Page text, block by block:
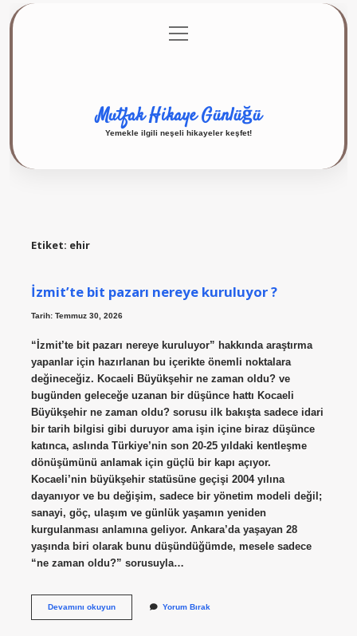
Gizlilik Politikası
menüyü
aç
Mutfak Hikaye Günlüğü
Yemekle ilgili neşeli hikayeler keşfet!
Etiket: ehir
İzmit’te bit pazarı nereye kuruluyor ?
Tarih: Temmuz 30, 2026
“İzmit’te bit pazarı nereye kuruluyor” hakkında araştırma
yapanlar için hazırlanan bu içerikte önemli noktalara
değineceğiz. Kocaeli Büyükşehir ne zaman oldu? ve
bugünden geleceğe uzanan bir düşünce hattı Kocaeli
Büyükşehir ne zaman oldu? sorusu ilk bakışta sadece idari
bir tarih bilgisi gibi duruyor ama işin içine biraz düşünce
katınca, aslında Türkiye’nin son 20-25 yıldaki kentleşme
dönüşümünü anlamak için güçlü bir kapı açıyor.
Kocaeli’nin büyükşehir statüsüne geçişi 2004 yılına
dayanıyor ve bu değişim, sadece bir yönetim modeli değil;
sanayi, göç, ulaşım ve günlük yaşamın yeniden
kurgulanması anlamına geliyor. Ankara’da yaşayan 28
yaşında biri olarak bunu düşündüğümde, mesele sadece
“ne zaman oldu?” sorusuyla…
Devamını okuyunİzmit’te
Yorum Bırak